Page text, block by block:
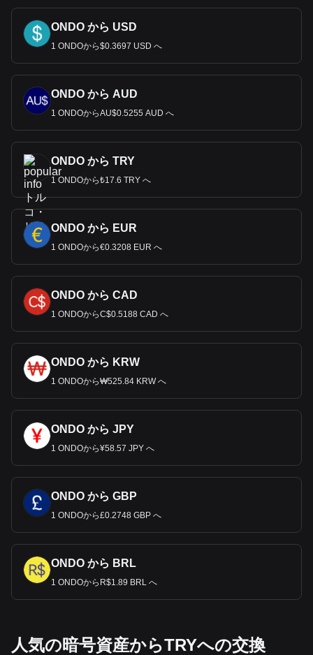
ONDO から USD
1 ONDOから$0.3697 USD へ
ONDO から AUD
1 ONDOからAU$0.5255 AUD へ
ONDO から TRY
1 ONDOから₺17.6 TRY へ
ONDO から EUR
1 ONDOから€0.3208 EUR へ
ONDO から CAD
1 ONDOからC$0.5188 CAD へ
ONDO から KRW
1 ONDOから₩525.84 KRW へ
ONDO から JPY
1 ONDOから¥58.57 JPY へ
ONDO から GBP
1 ONDOから£0.2748 GBP へ
ONDO から BRL
1 ONDOからR$1.89 BRL へ
人気の暗号資産からTRYへの交換